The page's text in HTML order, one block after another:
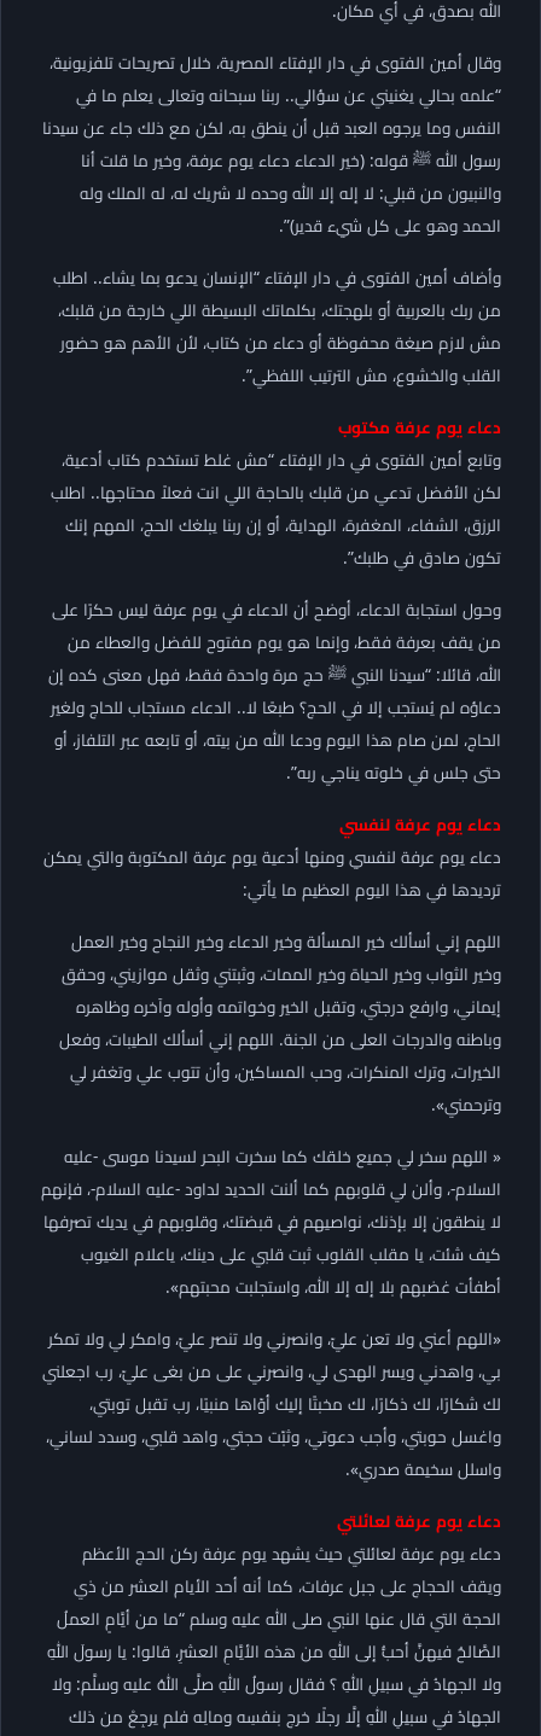
الله بصدق، في أي مكان.
وقال أمين الفتوى في دار الإفتاء المصرية، خلال تصريحات تلفزيونية،
“علمه بحالي يغنيني عن سؤالي.. ربنا سبحانه وتعالى يعلم ما في
النفس وما يرجوه العبد قبل أن ينطق به، لكن مع ذلك جاء عن سيدنا
رسول الله ﷺ قوله: (خير الدعاء دعاء يوم عرفة، وخير ما قلت أنا
والنبيون من قبلي: لا إله إلا الله وحده لا شريك له، له الملك وله
الحمد وهو على كل شيء قدير)”.
وأضاف أمين الفتوى في دار الإفتاء “الإنسان يدعو بما يشاء.. اطلب
من ربك بالعربية أو بلهجتك، بكلماتك البسيطة اللي خارجة من قلبك،
مش لازم صيغة محفوظة أو دعاء من كتاب، لأن الأهم هو حضور
القلب والخشوع، مش الترتيب اللفظي”.
دعاء يوم عرفة مكتوب
وتابع أمين الفتوى في دار الإفتاء “مش غلط تستخدم كتاب أدعية،
لكن الأفضل تدعي من قلبك بالحاجة اللي انت فعلاً محتاجها.. اطلب
الرزق، الشفاء، المغفرة، الهداية، أو إن ربنا يبلغك الحج، المهم إنك
تكون صادق في طلبك”.
وحول استجابة الدعاء، أوضح أن الدعاء في يوم عرفة ليس حكرًا على
من يقف بعرفة فقط، وإنما هو يوم مفتوح للفضل والعطاء من
الله، قائلا: “سيدنا النبي ﷺ حج مرة واحدة فقط، فهل معنى كده إن
دعاؤه لم يُستجب إلا في الحج؟ طبعًا لا.. الدعاء مستجاب للحاج ولغير
الحاج، لمن صام هذا اليوم ودعا الله من بيته، أو تابعه عبر التلفاز، أو
حتى جلس في خلوته يناجي ربه”.
دعاء يوم عرفة لنفسي
دعاء يوم عرفة لنفسي ومنها أدعية يوم عرفة المكتوبة والتي يمكن
ترديدها في هذا اليوم العظيم ما يأتي:
اللهم إني أسألك خير المسألة وخير الدعاء وخير النجاح وخير العمل
وخير الثواب وخير الحياة وخير الممات، وثبتني وثقل موازيني، وحقق
إيماني، وارفع درجتي، وتقبل الخير وخواتمه وأوله وآخره وظاهره
وباطنه والدرجات العلى من الجنة. اللهم إني أسألك الطيبات، وفعل
الخيرات، وترك المنكرات، وحب المساكين، وأن تتوب علي وتغفر لي
وترحمني».
« اللهم سخر لي جميع خلقك كما سخرت البحر لسيدنا موسى -عليه
السلام-، وألن لي قلوبهم كما ألنت الحديد لداود -عليه السلام-، فإنهم
لا ينطقون إلا بإذنك، نواصيهم في قبضتك، وقلوبهم في يديك تصرفها
كيف شئت، يا مقلب القلوب ثبت قلبي على دينك، ياعلام الغيوب
أطفأت غضبهم بلا إله إلا الله، واستجلبت محبتهم».
«اللهم أعني ولا تعن عليّ، وانصرني ولا تنصر عليّ، وامكر لي ولا تمكر
بي، واهدني ويسر الهدى لي، وانصرني على من بغى عليّ، رب اجعلني
لك شكارًا، لك ذكارًا، لك مخبتًا إليك أوّاها منبيًا، رب تقبل توبتي،
واغسل حوبتي، وأجب دعوتي، وثبّت حجتي، واهد قلبي، وسدد لساني،
واسلل سخيمة صدري».
دعاء يوم عرفة لعائلتي
دعاء يوم عرفة لعائلتي حيث يشهد يوم عرفة ركن الحج الأعظم
ويقف الحجاج على جبل عرفات، كما أنه أحد الأيام العشر من ذي
الحجة التي قال عنها النبي صلى الله عليه وسلم “ما من أيَّامٍ العملُ
الصَّالحُ فيهنَّ أحبُّ إلى اللهِ من هذه الأيَّامِ العشرِ، قالوا: يا رسولَ اللهِ
ولا الجهادُ في سبيلِ اللهِ ؟ فقال رسولُ اللهِ صلَّى اللهُ عليه وسلَّم: ولا
الجهادُ في سبيلِ اللهِ إلَّا رجلًا خرج بنفسِه ومالِه فلم يرجِعْ من ذلك